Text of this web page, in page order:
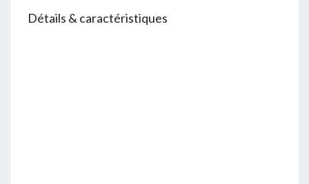
Détails & caractéristiques